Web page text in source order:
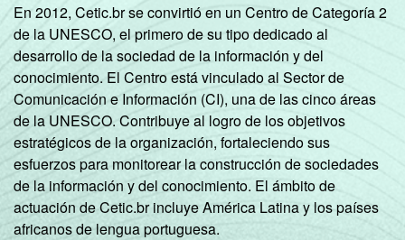
En 2012, Cetic.br se convirtió en un Centro de Categoría 2
de la UNESCO, el primero de su tipo dedicado al
desarrollo de la sociedad de la información y del
conocimiento. El Centro está vinculado al Sector de
Comunicación e Información (CI), una de las cinco áreas
de la UNESCO. Contribuye al logro de los objetivos
estratégicos de la organización, fortaleciendo sus
esfuerzos para monitorear la construcción de sociedades
de la información y del conocimiento. El ámbito de
actuación de Cetic.br incluye América Latina y los países
africanos de lengua portuguesa.